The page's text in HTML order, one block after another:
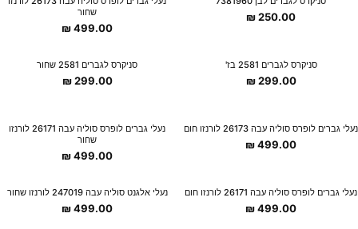
250.00
₪
שחור
499.00
₪
New Collection
סניקרס לגברים 2581 בז'
299.00
₪
New Collection
סניקרס לגברים 2581 שחור
299.00
₪
New Collection
נעלי גברים לופרס סוליה עבה 26173 לורנזו חום
499.00
₪
New Collection
נעלי גברים לופרס סוליה עבה 26171 לורנזו
שחור
499.00
₪
New Collection
נעלי גברים לופרס סוליה עבה 26171 לורנזו חום
499.00
₪
New Collection
נעלי אלגנט סוליה עבה 247019 לורנזו שחור
499.00
₪